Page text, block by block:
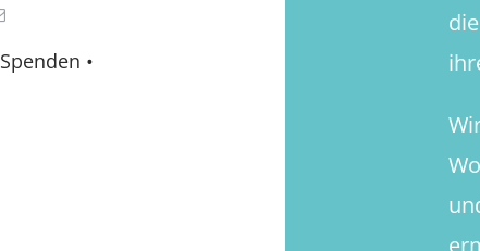
Spenden •